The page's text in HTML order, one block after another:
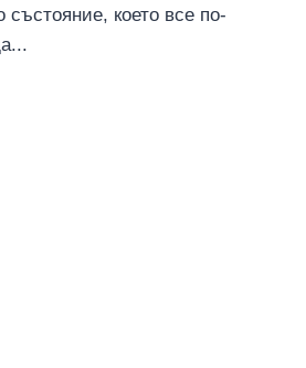
състояние, което все по-